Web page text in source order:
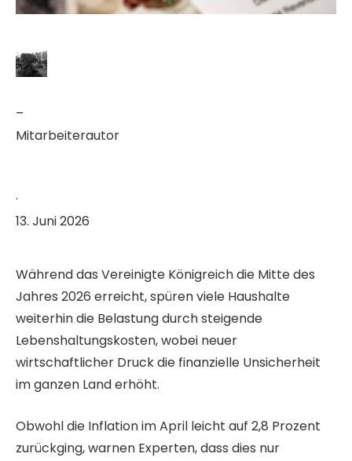
–
Mitarbeiterautor
·
13. Juni 2026
Während das Vereinigte Königreich die Mitte des
Jahres 2026 erreicht, spüren viele Haushalte
weiterhin die Belastung durch steigende
Lebenshaltungskosten, wobei neuer
wirtschaftlicher Druck die finanzielle Unsicherheit
im ganzen Land erhöht.
Obwohl die Inflation im April leicht auf 2,8 Prozent
zurückging, warnen Experten, dass dies nur